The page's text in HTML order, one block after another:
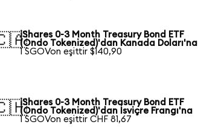
iShares 0-3 Month Treasury Bond ETF
(Ondo Tokenized)'dan Kanada Doları'na
1 SGOVon eşittir $140,90
iShares 0-3 Month Treasury Bond ETF
(Ondo Tokenized)'dan İsviçre Frangı'na
1 SGOVon eşittir CHF 81,67